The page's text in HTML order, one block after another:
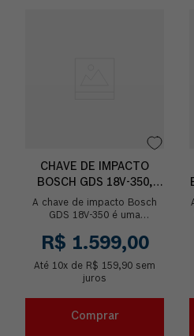
CHAVE DE IMPACTO
BOSCH GDS 18V-350,
350NM 2300RPM 2B+MAL
A chave de impacto Bosch
GDS 18V-350 é uma
quem busca potência e
desempenho em cada tarefa,
de...
R$ 1.599,00
Até 10x de R$ 159,90 sem
juros
Comprar